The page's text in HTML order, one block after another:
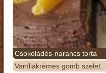
Csokoládés-narancs torta
Vaníliakrémes gomb szelet